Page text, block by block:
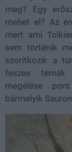
meg? Egy
mehet el? Az
mert ami
sem történik
szorítkozik a
feszes témák
megélése
bármelyik